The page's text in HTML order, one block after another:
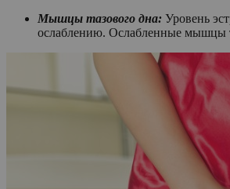
Мышцы тазового дна: Уровень
ослаблению. Ослабленные мышцы